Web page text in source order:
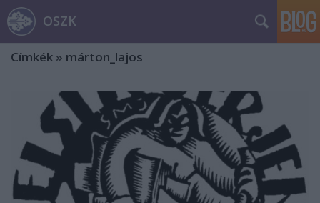
OSZK
Címkék » márton_lajos